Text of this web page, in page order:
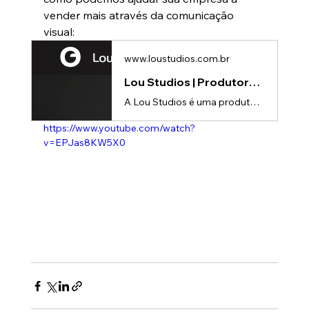
vender mais através da comunicação
visual:
www.loustudios.com.br
Lou Studios | Produtora de vídeos
A Lou Studios é uma produtora de vídeos, especializada em animações 3D para lançamento de produtos.
https://www.youtube.com/watch?
v=EPJas8KW5X0